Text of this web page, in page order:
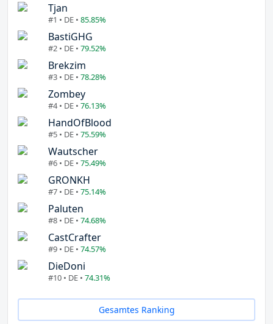
Tjan
#1 • DE • 85.85%
BastiGHG
#2 • DE • 79.52%
Brekzim
#3 • DE • 78.28%
Zombey
#4 • DE • 76.13%
HandOfBlood
#5 • DE • 75.59%
Wautscher
#6 • DE • 75.49%
GRONKH
#7 • DE • 75.14%
Paluten
#8 • DE • 74.68%
CastCrafter
#9 • DE • 74.57%
DieDoni
#10 • DE • 74.31%
Gesamtes Ranking